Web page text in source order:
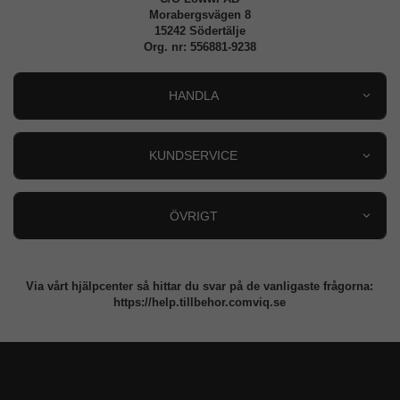
Morabergsvägen 8
15242 Södertälje
Org. nr: 556881-9238
HANDLA
KUNDSERVICE
ÖVRIGT
Integritetspolicy
Via vårt hjälpcenter så hittar du svar på de vanligaste frågorna:
https://help.tillbehor.comviq.se